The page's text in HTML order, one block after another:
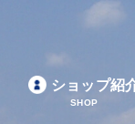
ショップ紹
SHOP